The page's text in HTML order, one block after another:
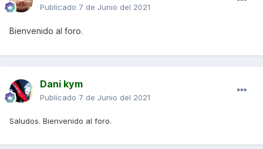
Publicado 7 de Junio del 2021
Bienvenido al foro.
Dani kym
Publicado 7 de Junio del 2021
Saludos. Bienvenido al foro.